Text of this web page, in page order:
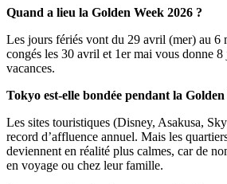
Quand a lieu la Golden Week 2026 ?
Les jours fériés vont du 29 avril (mer) au 6
congés les 30 avril et 1er mai vous donne
vacances.
Tokyo est-elle bondée pendant la Golden
Les sites touristiques (Disney, Asakusa,
record d’affluence annuel. Mais les
deviennent en réalité plus calmes, car de
en voyage ou chez leur famille.